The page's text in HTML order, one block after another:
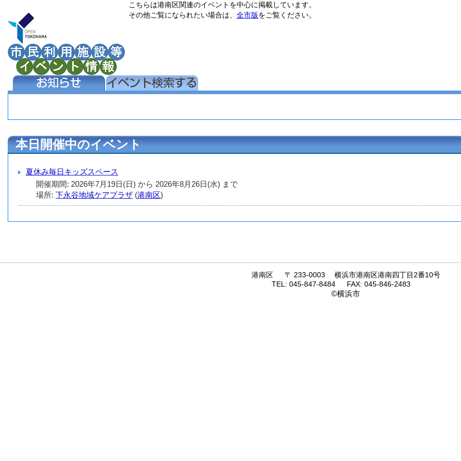
こちらは港南区関連のイベントを中心に掲載しています。
その他ご覧になられたい場合は、 全市版 をご覧ください。
本日開催中のイベント
夏休み毎日キッズスペース
開催期間: 2026年7月19日(日) から 2026年8月26日(水) まで
場所: 下永谷地域ケアプラザ (港南区)
港南区 〒 233-0003 横浜市港南区港南四丁目2番10号
TEL: 045-847-8484 FAX: 045-846-2483
©横浜市